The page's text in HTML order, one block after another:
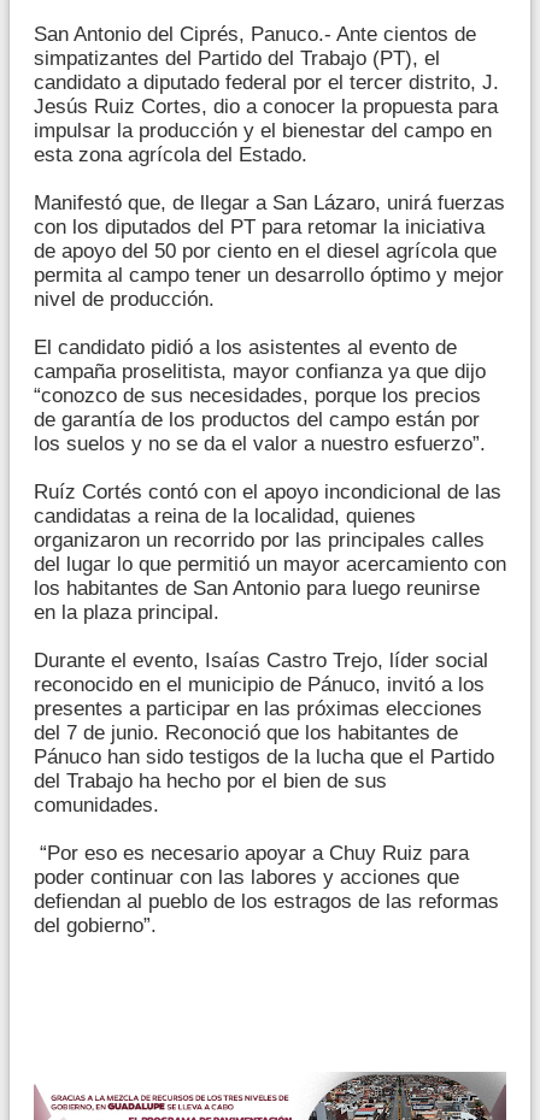
San Antonio del Ciprés, Panuco.- Ante cientos de
simpatizantes del Partido del Trabajo (PT), el
candidato a diputado federal por el tercer distrito, J.
Jesús Ruiz Cortes, dio a conocer la propuesta para
impulsar la producción y el bienestar del campo en
esta zona agrícola del Estado.
Manifestó que, de llegar a San Lázaro, unirá fuerzas
con los diputados del PT para retomar la iniciativa
de apoyo del 50 por ciento en el diesel agrícola que
permita al campo tener un desarrollo óptimo y mejor
nivel de producción.
El candidato pidió a los asistentes al evento de
campaña proselitista, mayor confianza ya que dijo
“conozco de sus necesidades, porque los precios
de garantía de los productos del campo están por
los suelos y no se da el valor a nuestro esfuerzo”.
Ruíz Cortés contó con el apoyo incondicional de las
candidatas a reina de la localidad, quienes
organizaron un recorrido por las principales calles
del lugar lo que permitió un mayor acercamiento con
los habitantes de San Antonio para luego reunirse
en la plaza principal.
Durante el evento, Isaías Castro Trejo, líder social
reconocido en el municipio de Pánuco, invitó a los
presentes a participar en las próximas elecciones
del 7 de junio. Reconoció que los habitantes de
Pánuco han sido testigos de la lucha que el Partido
del Trabajo ha hecho por el bien de sus
comunidades.
“Por eso es necesario apoyar a Chuy Ruiz para
poder continuar con las labores y acciones que
defiendan al pueblo de los estragos de las reformas
del gobierno”.